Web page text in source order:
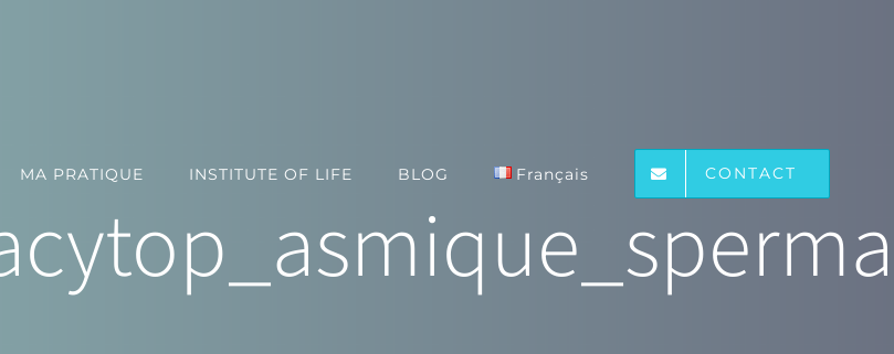
MA PRATIQUE INSTITUTE OF LIFE BLOG Français CONTACT